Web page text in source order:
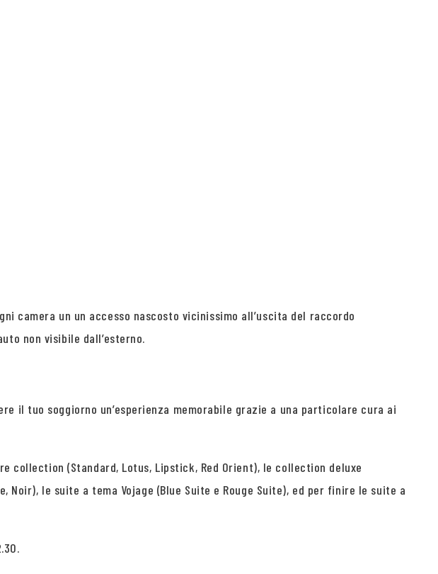
camera un un accesso nascosto vicinissimo all’uscita del raccordo
non visibile dall’esterno.
il tuo soggiorno un’esperienza memorabile grazie a una particolare cura ai
(Standard, Lotus, Lipstick, Red Orient), le collection deluxe
le suite a tema Vojage (Blue Suite e Rouge Suite), ed per finire le suite a